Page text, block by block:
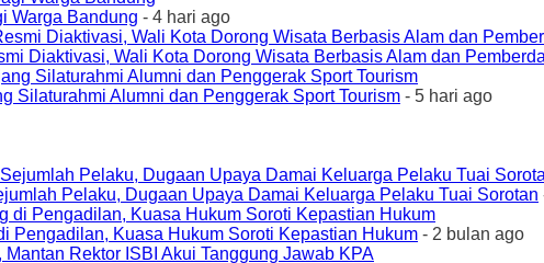
Warga Bandung - 4 hari ago
Diaktivasi, Wali Kota Dorong Wisata Berbasis Alam dan
Silaturahmi Alumni dan Penggerak Sport Tourism - 5 hari ago
Pelaku, Dugaan Upaya Damai Keluarga Pelaku Tuai Sorotan
Pengadilan, Kuasa Hukum Soroti Kepastian Hukum - 2 bulan ago